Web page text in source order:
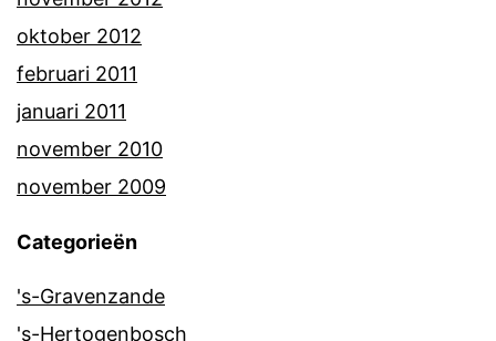
oktober 2012
februari 2011
januari 2011
november 2010
november 2009
Categorieën
's-Gravenzande
's-Hertogenbosch